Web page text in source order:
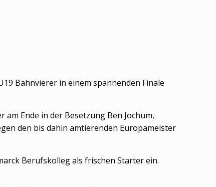
Bahnvierer in einem spannenden Finale
Ende in der Besetzung Ben Jochum,
den bis dahin amtierenden Europameister
Berufskolleg als frischen Starter ein.